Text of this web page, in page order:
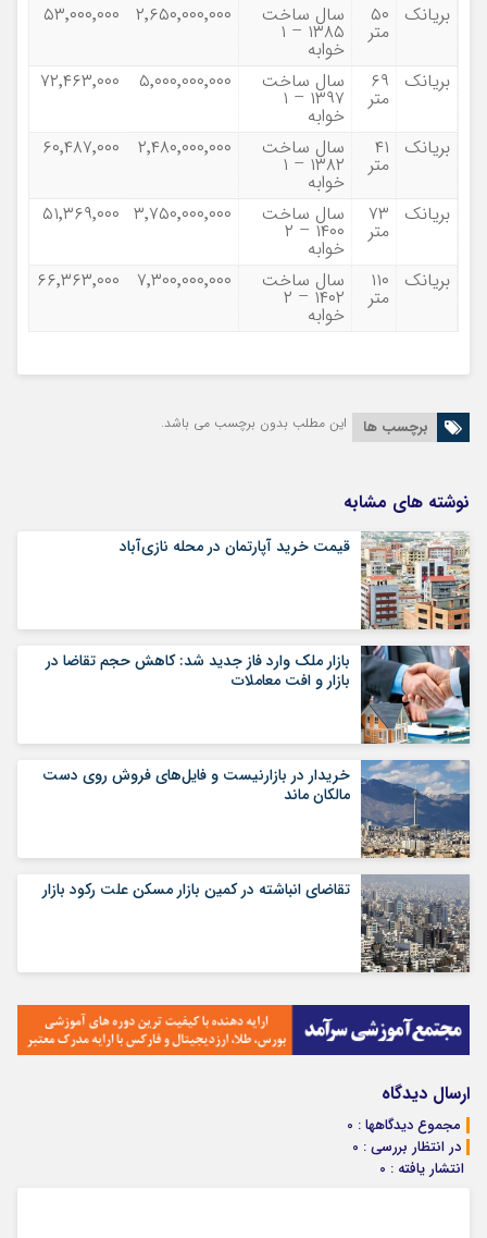
بریانک ۵۰
متر
سال ساخت
۱۳۸۵ – ۱
خوابه
۲٬۶۵۰٬۰۰۰٬۰۰۰ ۵۳٬۰۰۰٬۰۰۰
بریانک ۶۹
متر
سال ساخت
۱۳۹۷ – ۱
خوابه
۵٬۰۰۰٬۰۰۰٬۰۰۰ ۷۲٬۴۶۳٬۰۰۰
بریانک ۴۱
متر
سال ساخت
۱۳۸۲ – ۱
خوابه
۲٬۴۸۰٬۰۰۰٬۰۰۰ ۶۰٬۴۸۷٬۰۰۰
بریانک ۷۳
متر
سال ساخت
۱۴۰۰ – ۲
خوابه
۳٬۷۵۰٬۰۰۰٬۰۰۰ ۵۱٬۳۶۹٬۰۰۰
بریانک ۱۱۰
متر
سال ساخت
۱۴۰۲ – ۲
خوابه
۷٬۳۰۰٬۰۰۰٬۰۰۰ ۶۶٬۳۶۳٬۰۰۰
برچسب ها این مطلب بدون برچسب می باشد.
نوشته های مشابه
قیمت خرید آپارتمان در محله نازی‌آباد
بازار ملک وارد فاز جدید شد: کاهش حجم تقاضا در
بازار و افت معاملات
خریدار در بازارنیست و فایل‌های فروش روی دست
مالکان ماند
تقاضای انباشته در کمین بازار مسکن علت رکود بازار
ارسال دیدگاه
مجموع دیدگاهها : 0
در انتظار بررسی : 0
انتشار یافته : 0